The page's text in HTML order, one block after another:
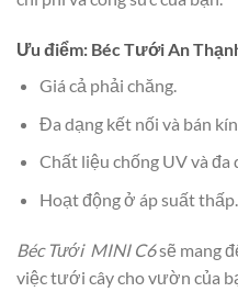
Ưu điểm: Béc Tưới An
Giá cả phải chăng.
Đa dạng kết nối và bán
Chất liệu chống UV và
Hoạt động ở áp suất thấp.
Béc Tưới MINI C6sẽ mang
việc tưới cây cho vườn của